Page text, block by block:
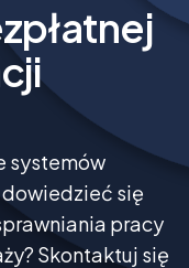
systemów
się
pracy
Skontaktuj się